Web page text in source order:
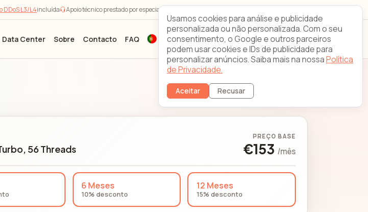
DDoS L3/L4incluída Apoio técnico prestado por especialistas 24/7/365
Data Center Sobre Contacto FAQ Registar Login do cliente
Mudar Servidor
56 Threads
PREÇO BASE
€153 /mês
6 Meses
10% desconto
12 Meses
15% desconto
Usamos cookies para análise e publicidade
personalizada ou não personalizada. Com o seu
consentimento, o Google e outros parceiros
podem usar cookies e IDs de publicidade para
personalizar anúncios. Saiba mais na nossaPolítica
de Privacidade.
Aceitar Recusar